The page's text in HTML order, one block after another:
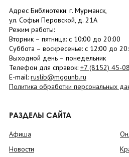
Адрес Библиотеки: г. Мурманск,
ул. Софьи Перовской, д. 21А
Режим работы:
Вторник – пятница: с 10:00 до 20:00
Суббота – воскресенье: c 12:00 до
Выходной день – понедельник
Телефон для справок: +7 (8152) 45-
E-mail: ruslib@mgounb.ru
Политика обработки персональных
РАЗДЕЛЫ САЙТА
Афиша
Новости